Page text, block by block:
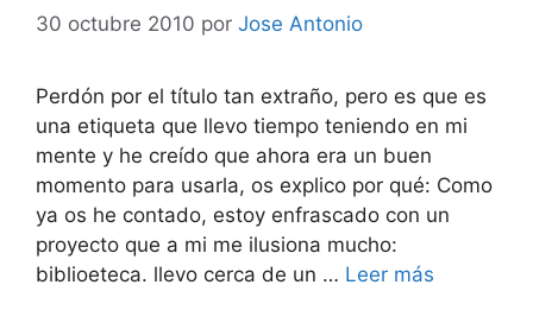
30 octubre 2010 por Jose Antonio
Perdón por el título tan extraño, pero es que es
una etiqueta que llevo tiempo teniendo en mi
mente y he creído que ahora era un buen
momento para usarla, os explico por qué: Como
ya os he contado, estoy enfrascado con un
proyecto que a mi me ilusiona mucho:
biblioeteca. llevo cerca de un … Leer más